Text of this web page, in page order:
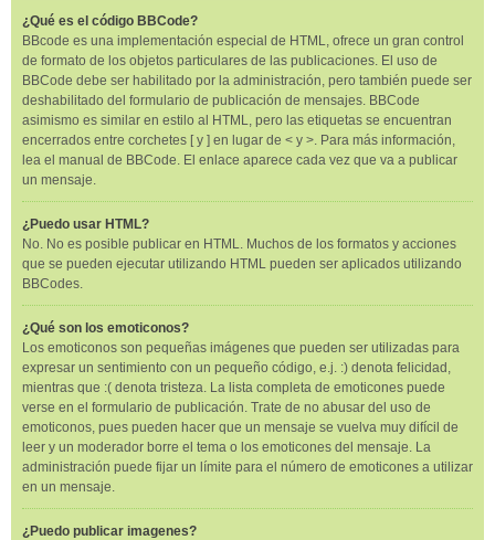
¿Qué es el código BBCode?
BBcode es una implementación especial de HTML, ofrece un gran control
de formato de los objetos particulares de las publicaciones. El uso de
BBCode debe ser habilitado por la administración, pero también puede ser
deshabilitado del formulario de publicación de mensajes. BBCode
asimismo es similar en estilo al HTML, pero las etiquetas se encuentran
encerrados entre corchetes [ y ] en lugar de < y >. Para más información,
lea el manual de BBCode. El enlace aparece cada vez que va a publicar
un mensaje.
¿Puedo usar HTML?
No. No es posible publicar en HTML. Muchos de los formatos y acciones
que se pueden ejecutar utilizando HTML pueden ser aplicados utilizando
BBCodes.
¿Qué son los emoticonos?
Los emoticonos son pequeñas imágenes que pueden ser utilizadas para
expresar un sentimiento con un pequeño código, e.j. :) denota felicidad,
mientras que :( denota tristeza. La lista completa de emoticones puede
verse en el formulario de publicación. Trate de no abusar del uso de
emoticonos, pues pueden hacer que un mensaje se vuelva muy difícil de
leer y un moderador borre el tema o los emoticones del mensaje. La
administración puede fijar un límite para el número de emoticones a utilizar
en un mensaje.
¿Puedo publicar imagenes?